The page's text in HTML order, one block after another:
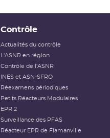
Contrôle
Actualités du contrôle
L'ASNR en région
Contrôle de l'ASNR
INES et ASN-SFRO
Réexamens périodiques
Petits Réacteurs Modulaires
EPR 2
Surveillance des PFAS
Réacteur EPR de Flamanville